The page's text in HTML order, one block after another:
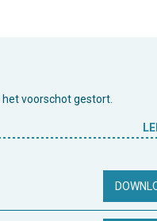
voorschot gestort.